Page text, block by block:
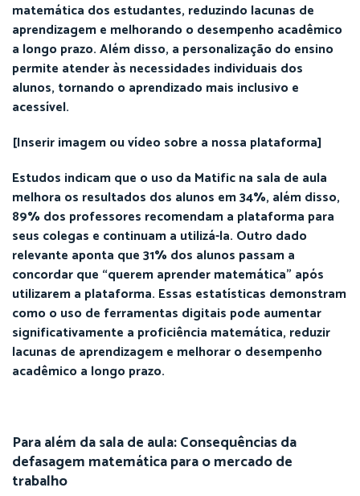
matemática dos estudantes, reduzindo lacunas de
aprendizagem e melhorando o desempenho acadêmico
a longo prazo. Além disso, a personalização do ensino
permite atender às necessidades individuais dos
alunos, tornando o aprendizado mais inclusivo e
acessível.
[Inserir imagem ou vídeo sobre a nossa plataforma]
Estudos indicam que o uso da Matific na sala de aula
melhora os resultados dos alunos em 34%, além disso,
89% dos professores recomendam a plataforma para
seus colegas e continuam a utilizá-la. Outro dado
relevante aponta que 31% dos alunos passam a
concordar que “querem aprender matemática” após
utilizarem a plataforma. Essas estatísticas demonstram
como o uso de ferramentas digitais pode aumentar
significativamente a proficiência matemática, reduzir
lacunas de aprendizagem e melhorar o desempenho
acadêmico a longo prazo.
Para além da sala de aula: Consequências da
defasagem matemática para o mercado de
trabalho